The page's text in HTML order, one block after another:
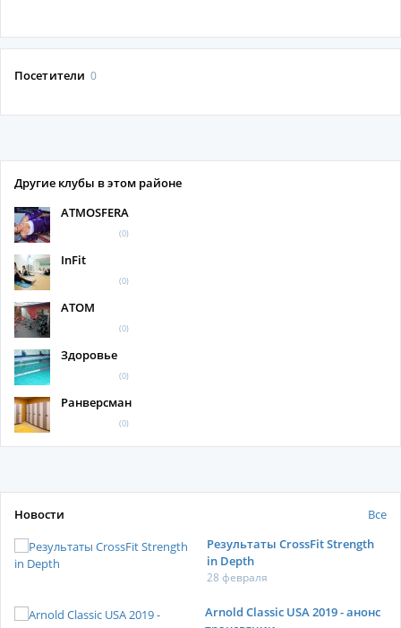
Посетители 0
Другие клубы в этом районе
ATMOSFERA
(0)
InFit
(0)
АТОМ
(0)
Здоровье
(0)
Ранверсман
(0)
Новости
Все
Результаты CrossFit Strength
in Depth
28 февраля
Arnold Classic USA 2019 - анонс